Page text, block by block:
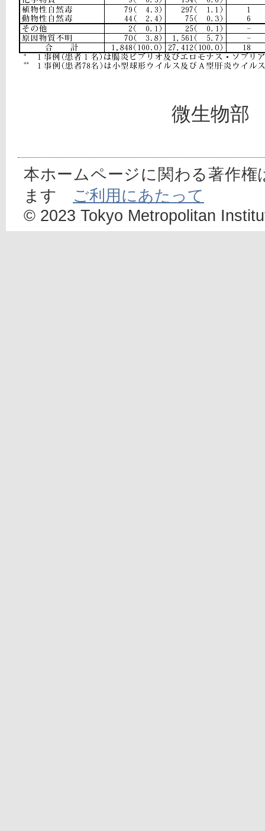
微生物部
本ホームページに関わる著作
ます ご利用にあたって
© 2023 Tokyo Metropolitan